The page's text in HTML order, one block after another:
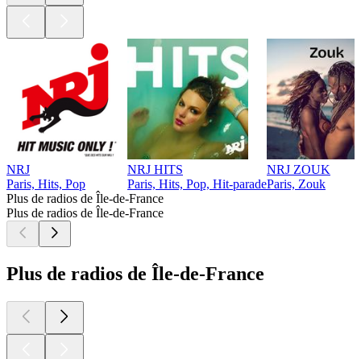
NRJ
Paris, Hits, Pop
NRJ HITS
Paris, Hits, Pop, Hit-parade
NRJ ZOUK
Paris, Zouk
Plus de radios de Île-de-France
Plus de radios de Île-de-France
Plus de radios de Île-de-France